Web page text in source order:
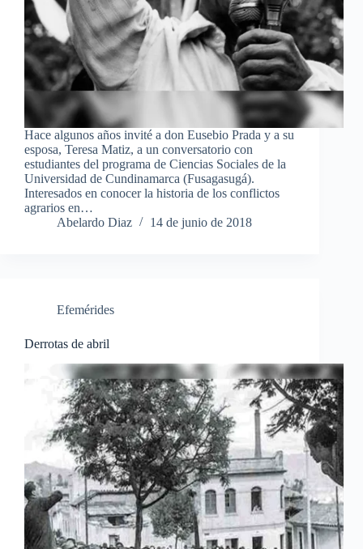
Hace algunos años invité a don Eusebio Prada y a su
esposa, Teresa Matiz, a un conversatorio con
estudiantes del programa de Ciencias Sociales de la
Universidad de Cundinamarca (Fusagasugá).
Interesados en conocer la historia de los conflictos
agrarios en…
Abelardo Diaz
14 de junio de 2018
Efemérides
Derrotas de abril